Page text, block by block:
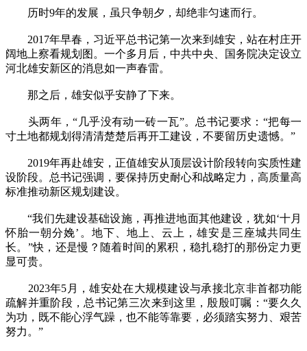
历时9年的发展，虽只争朝夕，却绝非匀速而行。
2017年早春，习近平总书记第一次来到雄安，站在村庄开
阔地上察看规划图。一个多月后，中共中央、国务院决定设立
河北雄安新区的消息如一声春雷。
那之后，雄安似乎安静了下来。
头两年，“几乎没有动一砖一瓦”。总书记要求：“把每一
寸土地都规划得清清楚楚后再开工建设，不要留历史遗憾。”
2019年再赴雄安，正值雄安从顶层设计阶段转向实质性建
设阶段。总书记强调，要保持历史耐心和战略定力，高质量高
标准推动新区规划建设。
“我们先建设基础设施，再推进地面其他建设，犹如‘十月
怀胎一朝分娩’。地下、地上、云上，雄安是三座城共同生
长。”快，还是慢？随着时间的累积，稳扎稳打的那份定力更
显可贵。
2023年5月，雄安处在大规模建设与承接北京非首都功能
疏解并重阶段，总书记第三次来到这里，殷殷叮嘱：“要久久
为功，既不能心浮气躁，也不能等靠要，必须踏实努力、艰苦
努力。”